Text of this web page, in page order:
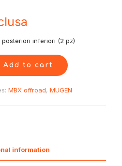
inferiori (2 pz)
Add to cart
MBX offroad, MUGEN
information